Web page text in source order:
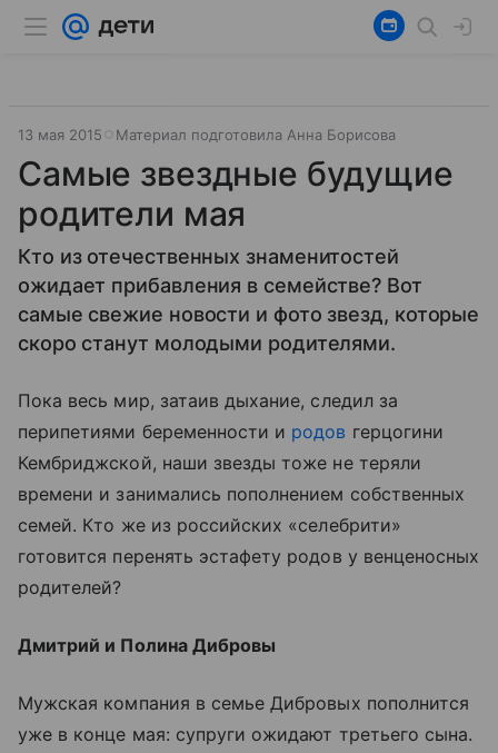
13 мая 2015 Материал подготовила Анна Борисова
Самые звездные будущие
родители мая
Кто из отечественных знаменитостей
ожидает прибавления в семействе? Вот
самые свежие новости и фото звезд, которые
скоро станут молодыми родителями.
Пока весь мир, затаив дыхание, следил за
перипетиями беременности и родов герцогини
Кембриджской, наши звезды тоже не теряли
времени и занимались пополнением собственных
семей. Кто же из российских «селебрити»
готовится перенять эстафету родов у венценосных
родителей?
Дмитрий и Полина Дибровы
Мужская компания в семье Дибровых пополнится
уже в конце мая: супруги ожидают третьего сына.